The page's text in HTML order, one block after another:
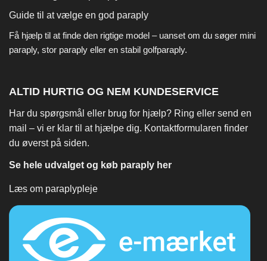
Guide til at vælge en god paraply
Få hjælp til at finde den rigtige model – uanset om du søger mini
paraply, stor paraply eller en stabil golfparaply.
ALTID HURTIG OG NEM KUNDESERVICE
Har du spørgsmål eller brug for hjælp? Ring eller send en
mail – vi er klar til at hjælpe dig. Kontaktformularen finder
du øverst på siden.
Se hele udvalget og køb paraply her
Læs om paraplypleje